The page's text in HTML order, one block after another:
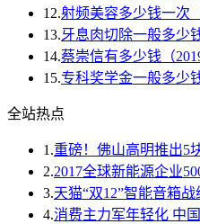
12.射频美容多少钱一次
13.牙息肉切除一般多少
14.蔡崇信有多少钱（
15.专科奖学金一般多少
全站热点
1.重磅！佛山高明推出5
2.2017全球新能源企业
3.天猫“双12”智能音箱
4.消费主力军年轻化 中